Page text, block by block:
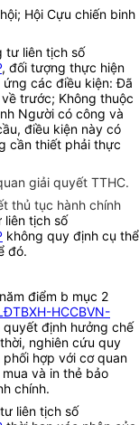
Hội Cựu chiến binh
tư liên tịch số
, đối tượng thực hiện
các điều kiện: Đã
trước; Không thuộc
Người có công và
điều kiện này có
cần thiết phải thực
giải quyết TTHC.
thủ tục hành chính
liên tịch số
không quy định cụ thể
đó.
điểm b mục 2
HCCBVN-
định hưởng chế
nghiên cứu quy
hợp với cơ quan
và in thẻ bảo
chính.
liên tịch số